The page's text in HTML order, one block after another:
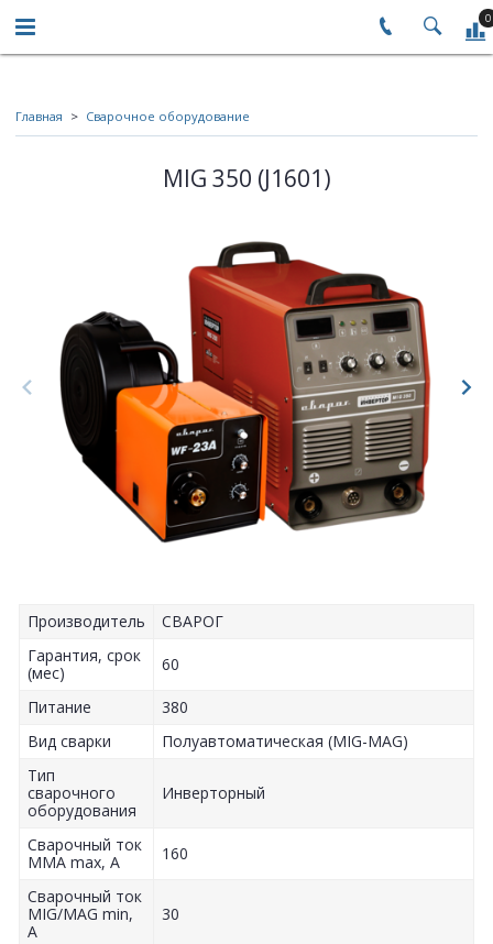
0
Главная Сварочное оборудование
MIG 350 (J1601)
Производитель
СВАРОГ
Гарантия, срок
(мес)
60
Питание
380
Вид сварки
Полуавтоматическая (MIG-MAG)
Тип
сварочного
оборудования
Инверторный
Сварочный ток
MMA max, А
160
Сварочный ток
MIG/MAG min,
А
30